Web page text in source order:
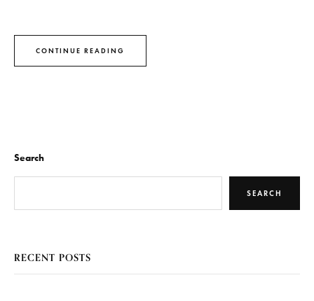
CONTINUE READING
Search
SEARCH
RECENT POSTS